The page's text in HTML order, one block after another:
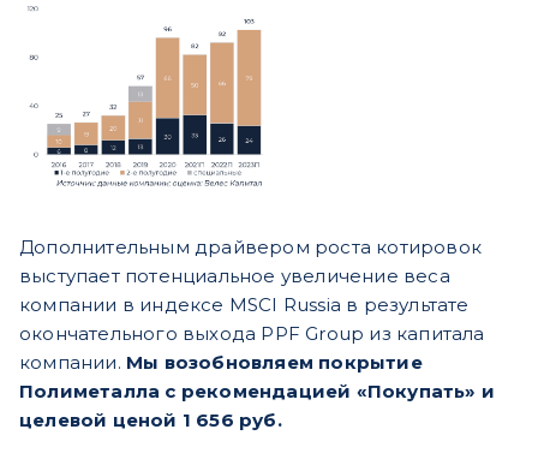
Дополнительным драйвером роста котировок
выступает потенциальное увеличение веса
компании в индексе MSCI Russia в результате
окончательного выхода PPF Group из капитала
компании. Мы возобновляем покрытие
Полиметалла с рекомендацией «Покупать» и
целевой ценой 1 656 руб.